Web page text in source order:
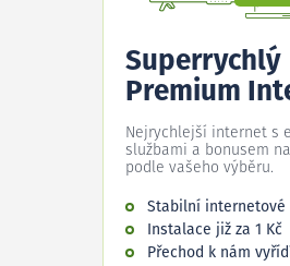
Superrychlý
Premium
Nejrychlejší internet s
službami a bonusem
podle vašeho výběru.
Stabilní internetové
Instalace již za 1 Kč
Přechod k nám